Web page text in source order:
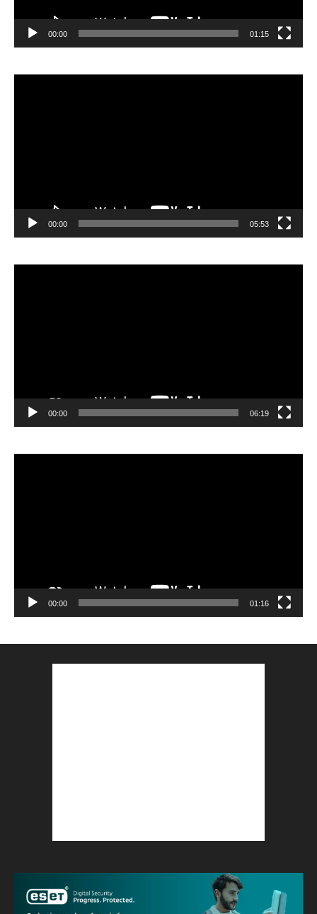
00:00 01:15
00:00 05:53
00:00 06:19
00:00 01:16